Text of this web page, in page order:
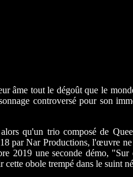
âme tout le dégoût que le
controversé pour son
qu'un trio composé de
par Nar Productions, l'œuvre
2019 une seconde démo,
obole trempé dans le suint